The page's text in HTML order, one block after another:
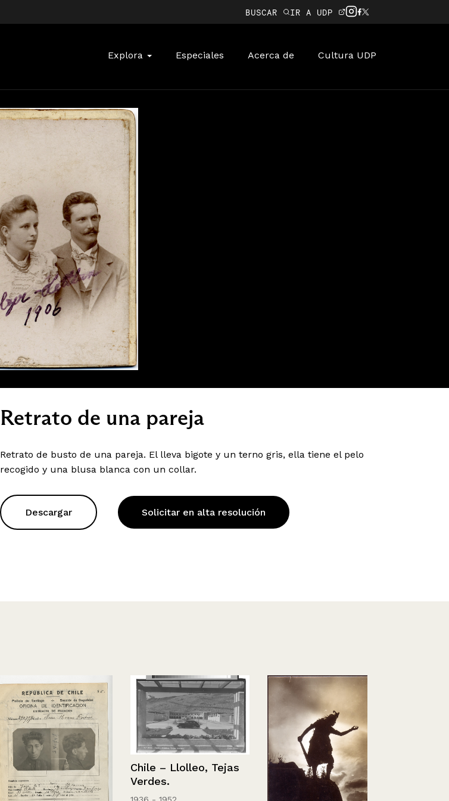
BUSCAR IR A UDP
Explora Especiales Acerca de Cultura UDP
Retrato de una pareja
Retrato de busto de una pareja. El lleva bigote y un terno gris, ella tiene el pelo
recogido y una blusa blanca con un collar.
Descargar Solicitar en alta resolución
Chile – Llolleo, Tejas
Verdes.